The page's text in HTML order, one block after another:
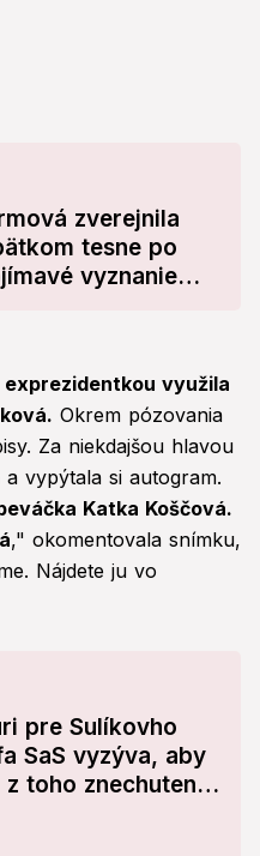
zverejnila
tesne po
vyznanie
využila
Okrem pózovania
Za niekdajšou hlavou
vypýtala si autogram.
Katka Koščová.
," okomentovala snímku,
Nájdete ju vo
pre Sulíkovho
SaS vyzýva, aby
z toho znechutený!